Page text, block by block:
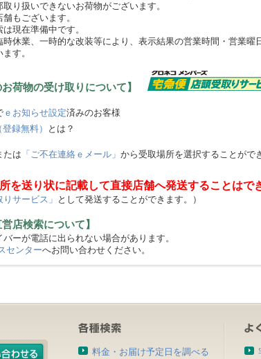
扱いできないお荷物がございます。
もございます。
在準備中です。
休業、一時的な改装等により、表示結果の営業時間・営業曜
す。
お荷物の受け取りについて】
ｅお知らせ設定済みのお客様
録無料）
とは？
たは 「ご不在連絡ｅメール」 から受取場所を選択することがで
を送り状に記載して直接店舗へ発送することはで
りサービス」 として発送することができます。）
店検索について】
ーが電話に出られない場合があります。
センターへお問い合わせください。
料金・お届け予定日を調べる